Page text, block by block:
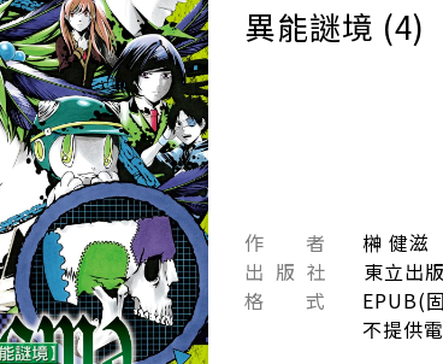
異能謎境 (4)
作 者
榊 健滋
出 版 社
東立出
格 式
EPUB(
不提供